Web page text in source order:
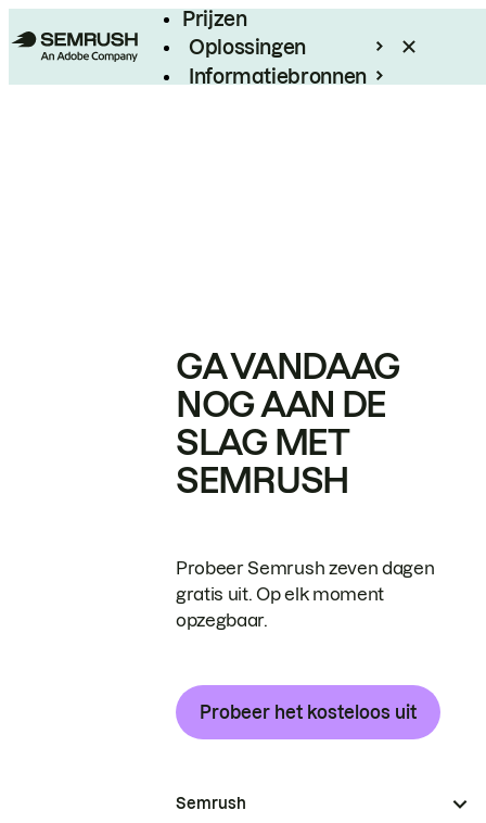
Prijzen
Oplossingen
Informatiebronnen
GA VANDAAG
NOG AAN DE
SLAG MET
SEMRUSH
Probeer Semrush zeven dagen
gratis uit. Op elk moment
opzegbaar.
Probeer het kosteloos uit
Semrush